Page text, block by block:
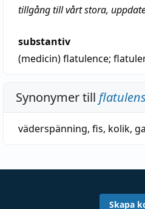
tillgång till vårt stora,
substantiv
(medicin)flatulence;
Synonymer till flatulens
väderspänning, fis, kolik,
Skapa